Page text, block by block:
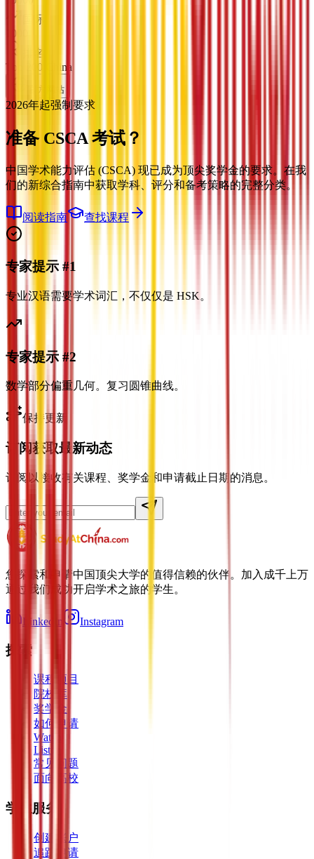
国际
1000
排名
Top 200 China
官方网站
2026年起强制要求
准备 CSCA 考试？
中国学术能力评估 (CSCA) 现已成为顶尖奖学金的要求。在我
们的新综合指南中获取学科、评分和备考策略的完整分类。
阅读指南 查找课程
专家提示 #1
专业汉语需要学术词汇，不仅仅是 HSK。
专家提示 #2
数学部分偏重几何。复习圆锥曲线。
保持更新
订阅获取最新动态
订阅以接收有关课程、奖学金和申请截止日期的消息。
您探索和申请中国顶尖大学的值得信赖的伙伴。加入成千上万
通过我们成功开启学术之旅的学生。
LinkedIn Instagram
探索
课程项目
院校库
奖学金
如何申请
Watch
Listen
常见问题
面向高校
学生服务
创建账户
追踪申请